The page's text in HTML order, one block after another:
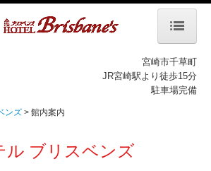
宮崎市千草町
JR宮崎駅より徒歩15分
駐車場完備
ンズ 館内案内
ル ブリスベンズ